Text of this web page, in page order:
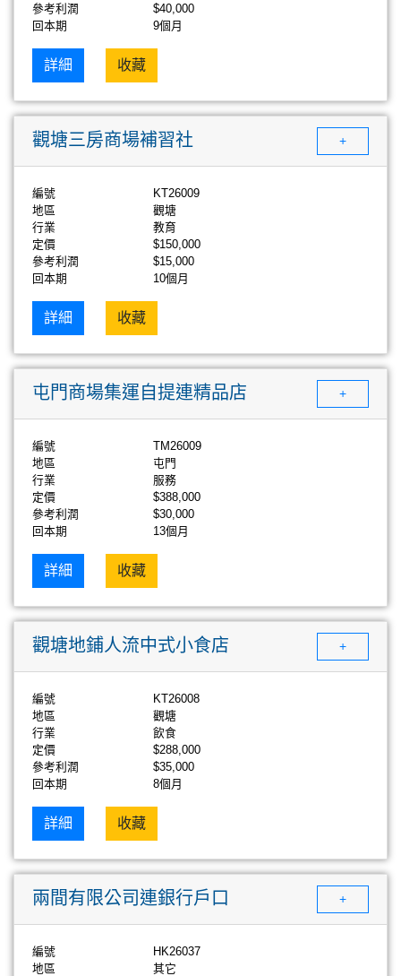
參考利潤
$40,000
回本期
9個月
詳細 收藏
觀塘三房商場補習社 +
編號
KT26009
地區
觀塘
行業
教育
定價
$150,000
參考利潤
$15,000
回本期
10個月
詳細 收藏
屯門商場集運自提連精品店 +
編號
TM26009
地區
屯門
行業
服務
定價
$388,000
參考利潤
$30,000
回本期
13個月
詳細 收藏
觀塘地鋪人流中式小食店 +
編號
KT26008
地區
觀塘
行業
飲食
定價
$288,000
參考利潤
$35,000
回本期
8個月
詳細 收藏
兩間有限公司連銀行戶口 +
編號
HK26037
地區
其它